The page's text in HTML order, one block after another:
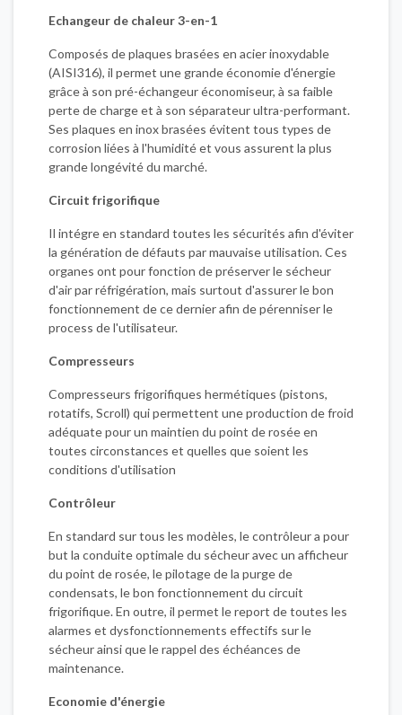
Echangeur de chaleur 3-en-1
Composés de plaques brasées en acier inoxydable
(AISI316), il permet une grande économie d'énergie
grâce à son pré-échangeur économiseur, à sa faible
perte de charge et à son séparateur ultra-performant.
Ses plaques en inox brasées évitent tous types de
corrosion liées à l'humidité et vous assurent la plus
grande longévité du marché.
Circuit frigorifique
Il intégre en standard toutes les sécurités afin d'éviter
la génération de défauts par mauvaise utilisation. Ces
organes ont pour fonction de préserver le sécheur
d'air par réfrigération, mais surtout d'assurer le bon
fonctionnement de ce dernier afin de pérenniser le
process de l'utilisateur.
Compresseurs
Compresseurs frigorifiques hermétiques (pistons,
rotatifs, Scroll) qui permettent une production de froid
adéquate pour un maintien du point de rosée en
toutes circonstances et quelles que soient les
conditions d'utilisation
Contrôleur
En standard sur tous les modèles, le contrôleur a pour
but la conduite optimale du sécheur avec un afficheur
du point de rosée, le pilotage de la purge de
condensats, le bon fonctionnement du circuit
frigorifique. En outre, il permet le report de toutes les
alarmes et dysfonctionnements effectifs sur le
sécheur ainsi que le rappel des échéances de
maintenance.
Economie d'énergie